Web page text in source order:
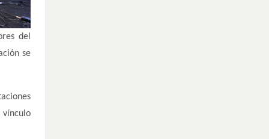
del
se